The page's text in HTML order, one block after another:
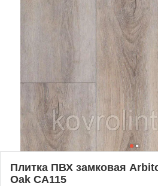
Плитка ПВХ замковая
Oak CA115